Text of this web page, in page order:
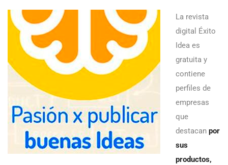
La revista
digital Éxito
Idea es
gratuita y
contiene
perfiles de
empresas
que
destacan por
sus
productos,